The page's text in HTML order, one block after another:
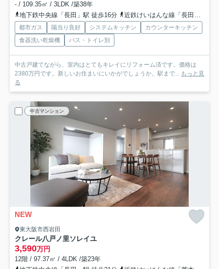
- / 109.35㎡ / 3LDK /築38年
地下鉄中央線「長田」駅 徒歩16分
近鉄けいはんな線「長田」駅 徒歩18分
都市ガス 陽当り良好 システムキッチン
カウンターキッチン
食器洗い乾燥機
バス・トイレ別
中古戸建てながら、室内はとてもキレイにリフォーム済です。価格は
2380万円です。新しいお住まいにいかがでしょうか。駅まで... もっと見
る
中古マンション
NEW
東大阪市西岩田
クレール八戸ノ里ソレイユ
3,590万円
12階 / 97.37㎡ / 4LDK /築23年